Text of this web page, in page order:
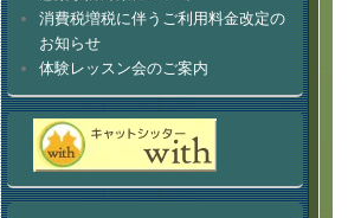
消費税増税に伴うご利用料金改定の
お知らせ
体験レッスン会のご案内